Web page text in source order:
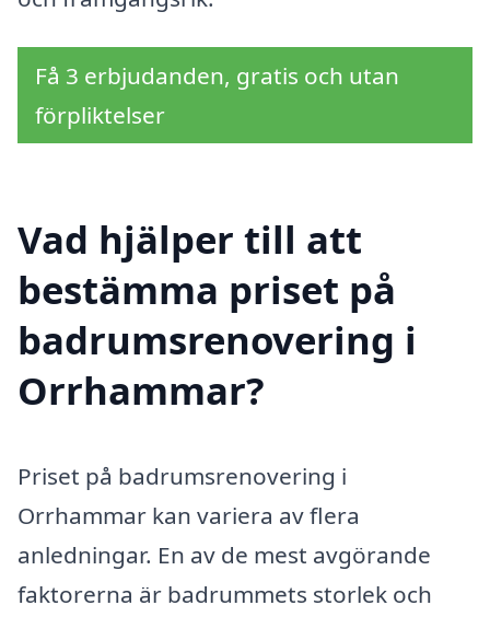
Få 3 erbjudanden, gratis och utan
förpliktelser
Vad hjälper till att
bestämma priset på
badrumsrenovering i
Orrhammar?
Priset på badrumsrenovering i
Orrhammar kan variera av flera
anledningar. En av de mest avgörande
faktorerna är badrummets storlek och